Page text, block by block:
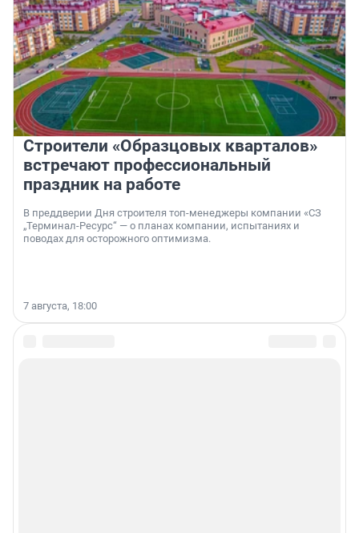
Строители «Образцовых кварталов»
встречают профессиональный
праздник на работе
В преддверии Дня строителя топ-менеджеры компании «СЗ
„Терминал-Ресурс“ — о планах компании, испытаниях и
поводах для осторожного оптимизма.
7 августа, 18:00